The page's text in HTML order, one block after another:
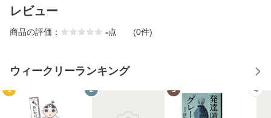
レビュー
商品の評価： -点 (0件)
ウィークリーランキング
1 2 3 4